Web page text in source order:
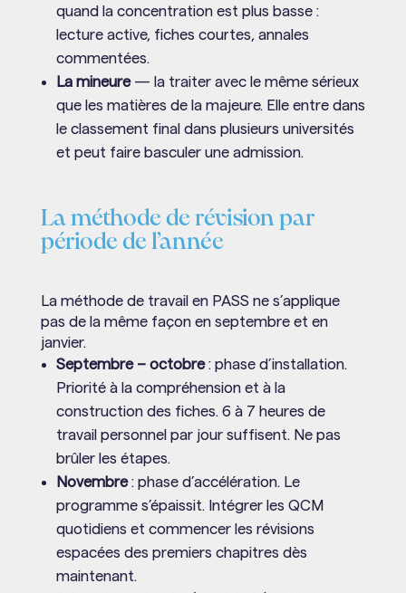
quand la concentration est plus basse :
lecture active, fiches courtes, annales
commentées.
La mineure— la traiter avec le même sérieux
que les matières de la majeure. Elle entre dans
le classement final dans plusieurs universités
et peut faire basculer une admission.
La méthode de révision par
période de l’année
La méthode de travail en PASS ne s’applique
pas de la même façon en septembre et en
janvier.
Septembre – octobre: phase d’installation.
Priorité à la compréhension et à la
construction des fiches. 6 à 7 heures de
travail personnel par jour suffisent. Ne pas
brûler les étapes.
Novembre: phase d’accélération. Le
programme s’épaissit. Intégrer les QCM
quotidiens et commencer les révisions
espacées des premiers chapitres dès
maintenant.